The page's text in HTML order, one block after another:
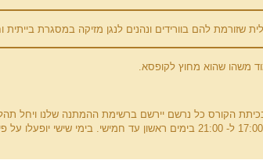
שזורמת להם בוורידים ונהנים לנגן מזיקה במסגרת בייתית
משהו שהוא מחוץ לקופסא.
הקורס כל נרשם יירשם ברשימת ההמתנה שלנו ויחל